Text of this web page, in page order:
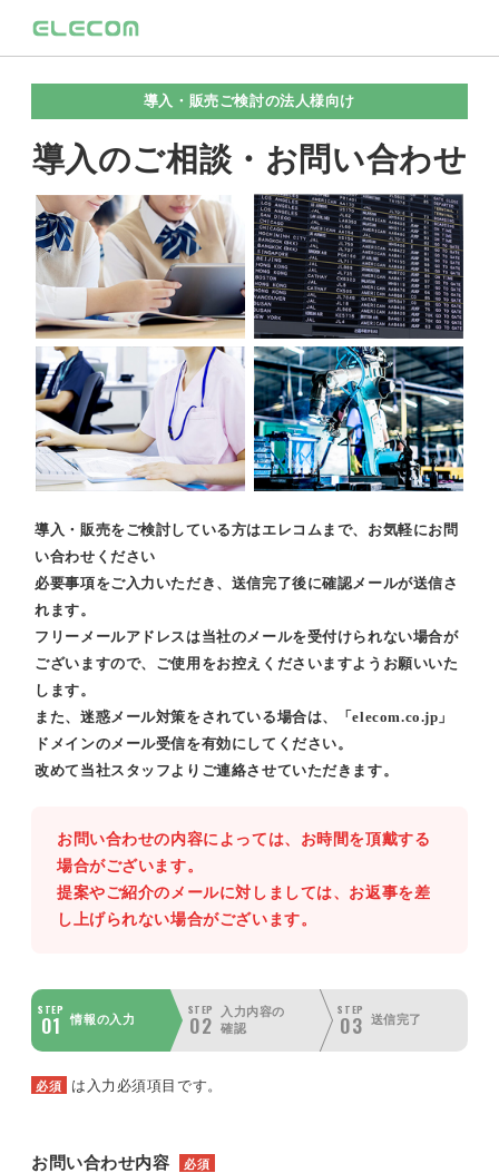
導入・販売ご検討の法人様向け
導入のご相談・お問い合わせ
導入・販売をご検討している方はエレコムまで、お気軽にお問
い合わせください
必要事項をご入力いただき、送信完了後に確認メールが送信さ
れます。
フリーメールアドレスは当社のメールを受付けられない場合が
ございますので、ご使用をお控えくださいますようお願いいた
します。
また、迷惑メール対策をされている場合は、「elecom.co.jp」
ドメインのメール受信を有効にしてください。
改めて当社スタッフよりご連絡させていただきます。
お問い合わせの内容によっては、お時間を頂戴する
場合がございます。
提案やご紹介のメールに対しましては、お返事を差
し上げられない場合がございます。
STEP
01 情報の入力
STEP
02
入力内容の
確認
STEP
03 送信完了
必須 は入力必須項目です。
お問い合わせ内容 必須